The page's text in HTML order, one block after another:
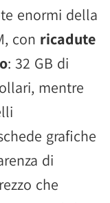
enormi della
con ricadute
: 32 GB di
mentre
grafiche
di
che